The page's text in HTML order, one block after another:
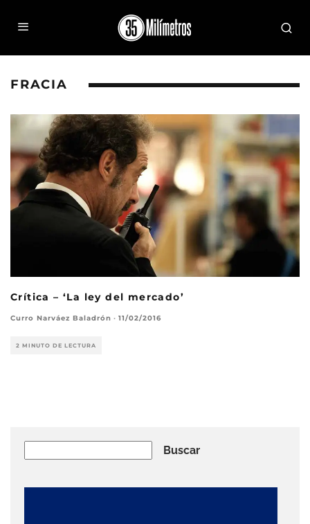
FRACIA
Crítica – ‘La ley del mercado’
Curro Narváez Baladrón · 11/02/2016
2 MINUTO DE LECTURA
Buscar